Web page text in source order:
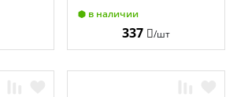
"Hardcore" 202065
в наличии
337 /шт